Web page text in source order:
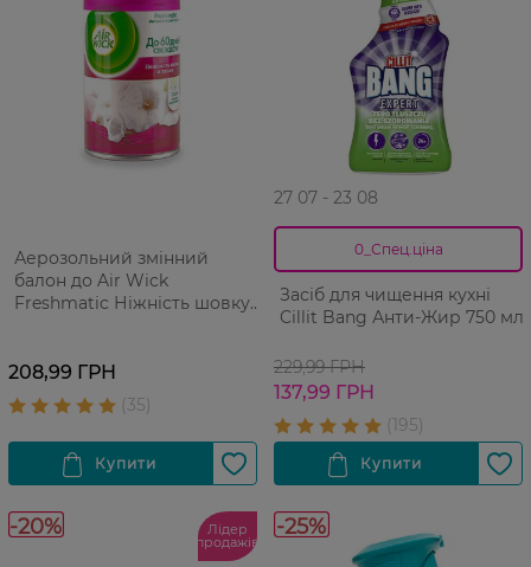
Аерозольний змінний
балон до Air Wick
Freshmatic Ніжність шовку
208,99 ГРН
27 07 - 23 08
0_Спец.ціна
Засіб для чищення кухні
Cillit Bang Анти-Жир 750 мл
229,99 ГРН
137,99 ГРН
-20% Лідер
продажів
-25%